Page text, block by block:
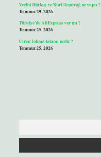
Vecihi Hürkuş ve Nuri Demirağ ne yaptı ?
Temmuz 29, 2026
Türkiye’de AliExpress var mı ?
Temmuz 25, 2026
Cırcır lokma takımı nedir ?
Temmuz 25, 2026